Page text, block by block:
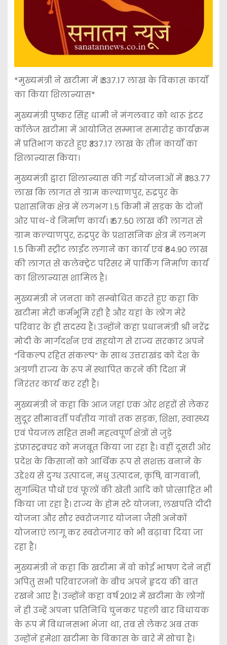
*मुख्यमंत्री ने खटीमा में ₹ 337.17 लाख के विकास कार्यों
का किया शिलान्यास*
मुख्यमंत्री पुष्कर सिंह धामी ने मंगलवार को थारू इंटर
कॉलेज खटीमा में आयोजित सम्मान समारोह कार्यक्रम
में प्रतिभाग करते हुए ₹337.17 लाख के तीन कार्यों का
शिलान्यास किया।
मुख्यमंत्री द्वारा शिलान्यास की गई योजनाओं में ₹ 183.77
लाख कि लागत से ग्राम कल्याणपुर, रुद्रपुर के
प्रशासनिक क्षेत्र में लगभग 1.5 किमी में सड़क के दोनों
ओर पाथ-वे निर्माण कार्य। ₹ 67.50 लाख की लागत से
ग्राम कल्याणपुर, रुद्रपुर के प्रशासनिक क्षेत्र में लगभग
1.5 किमी स्ट्रीट लाईट लगाने का कार्य एवं ₹84.90 लाख
की लागत से कलेक्ट्रेट परिसर में पार्किंग निर्माण कार्य
का शिलान्यास शामिल है।
मुख्यमंत्री ने जनता को सम्बोधित करते हुए कहा कि
खटीमा मेरी कर्मभूमि रही है और यहां के लोग मेरे
परिवार के ही सदस्य हैं। उन्होंने कहा प्रधानमंत्री श्री नरेंद्र
मोदी के मार्गदर्शन एवं सहयोग से राज्य सरकार अपने
“विकल्प रहित संकल्प” के साथ उत्तराखंड को देश के
अग्रणी राज्य के रूप में स्थापित करने की दिशा में
निरंतर कार्य कर रही है।
मुख्यमंत्री ने कहा कि आज जहां एक ओर शहरों से लेकर
सुदूर सीमावर्ती पर्वतीय गांवों तक सड़क, शिक्षा, स्वास्थ्य
एवं पेयजल सहित सभी महत्वपूर्ण क्षेत्रों से जुड़े
इंफ्रास्ट्रक्चर को मजबूत किया जा रहा है। वहीं दूसरी ओर
प्रदेश के किसानों को आर्थिक रूप से सशक्त बनाने के
उद्देश्य से दुग्ध उत्पादन, मधु उत्पादन, कृषि, बागवानी,
सुगन्धित पौधों एवं फूलों की खेती आदि को प्रोत्साहित भी
किया जा रहा है। राज्य के होम स्टे योजना, लखपति दीदी
योजना और सौर स्वरोजगार योजना जैसी अनेकों
योजनाएं लागू कर स्वरोजगार को भी बढ़ावा दिया जा
रहा है।
मुख्यमंत्री ने कहा कि खटीमा में वो कोई भाषण देने नहीं
अपितु सभी परिवारजनों के बीच अपने हृदय की बात
रखने आए हैं। उन्होंने कहा वर्ष 2012 में खटीमा के लोगों
ने ही उन्हें अपना प्रतिनिधि चुनकर पहली बार विधायक
के रूप में विधानसभा भेजा था, तब से लेकर अब तक
उन्होंने हमेशा खटीमा के विकास के बारे में सोचा है।